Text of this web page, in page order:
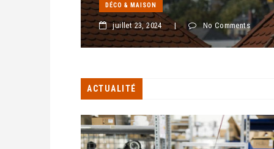
DÉCO & MAISON
juillet 23, 2024 | No Comments
ACTUALITÉ